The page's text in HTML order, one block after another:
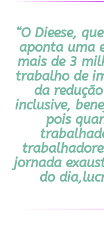
“O Dieese,
aponta uma
mais de 3
trabalho de
da
inclusive,
pois
jornada
do